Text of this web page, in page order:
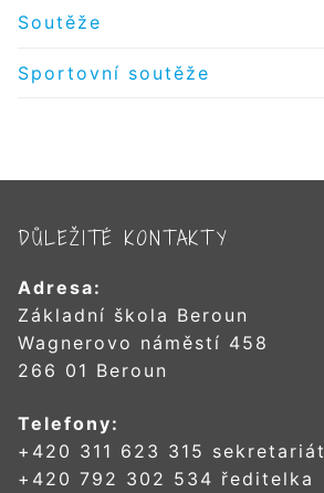
Soutěže
Sportovní soutěže
DŮLEŽITÉ KONTAKTY
Adresa:
Základní škola Beroun
Wagnerovo náměstí 458
266 01 Beroun
Telefony:
+420 311 623 315 sekretariát
+420 792 302 534 ředitelka